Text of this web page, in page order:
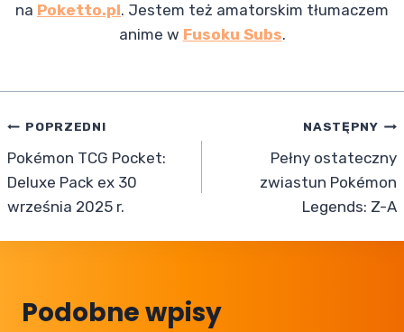
na Poketto.pl. Jestem też amatorskim tłumaczem
anime w Fusoku Subs.
Nawigacja
wpisu
POPRZEDNI
Pokémon TCG Pocket:
Deluxe Pack ex 30
września 2025 r.
NASTĘPNY
Pełny ostateczny
zwiastun Pokémon
Legends: Z-A
Podobne wpisy